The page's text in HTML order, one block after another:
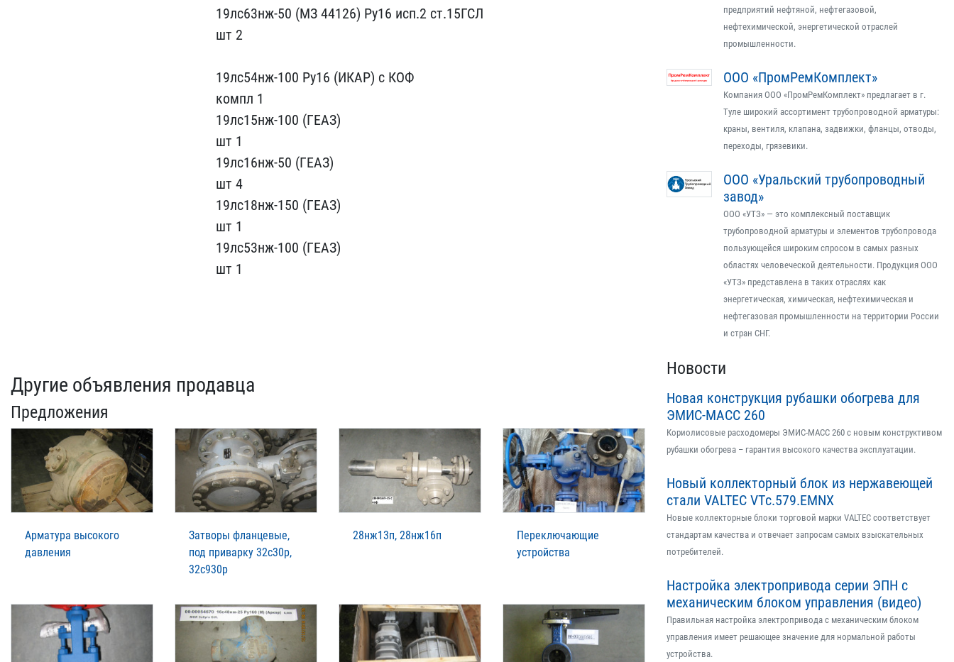
19л​с63нж-50 (МЗ 44126) Ру16​ исп.2 ст.15ГСЛ
​шт 2
19лс54нж-100 Ру16​ (ИКАР) с КОФ
ком​пл 1
19лс15нж-100 (ГЕАЗ​)
шт 1
19лс16нж-​50 (ГЕАЗ)
шт 4
1​9лс18нж-150 (ГЕАЗ) ​
шт 1
19лс53нж-100 (ГЕ​АЗ)
шт 1
Другие объявления продавца
Предложения
Арматура высокого
давления
Затворы фланцевые,
под приварку 32с30р,
32с930р
28нж13п, 28нж16п
Переключающие
устройства
предприятий нефтяной, нефтегазовой,
нефтехимической, энергетической отраслей
промышленности.
ООО «ПромРемКомплект»
Компания ООО «ПромРемКомплект» предлагает в г.
Туле широкий ассортимент трубопроводной арматуры:
краны, вентиля, клапана, задвижки, фланцы, отводы,
переходы, грязевики.
ООО «Уральский трубопроводный
завод»
ООО «УТЗ» — это комплексный поставщик
трубопроводной арматуры и элементов трубопровода
пользующейся широким спросом в самых разных
областях человеческой деятельности. Продукция ООО
«УТЗ» представлена в таких отраслях как
энергетическая, химическая, нефтехимическая и
нефтегазовая промышленности на территории России
и стран СНГ.
Новости
Новая конструкция рубашки обогрева для
ЭМИС-МАСС 260
Кориолисовые расходомеры ЭМИС-МАСС 260 с новым конструктивом
рубашки обогрева – гарантия высокого качества эксплуатации.
Новый коллекторный блок из нержавеющей
стали VALTEC VTс.579.EMNX
Новые коллекторные блоки торговой марки VALTEC соответствует
стандартам качества и отвечает запросам самых взыскательных
потребителей.
Настройка электропривода серии ЭПН с
механическим блоком управления (видео)
Правильная настройка электропривода с механическим блоком
управления имеет решающее значение для нормальной работы
устройства.